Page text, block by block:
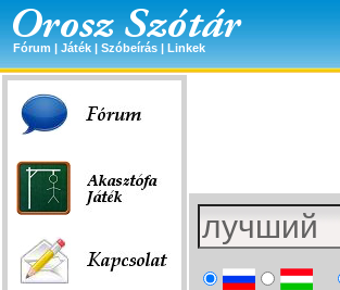
Fórum | Játék | Szóbeírás | Linkek